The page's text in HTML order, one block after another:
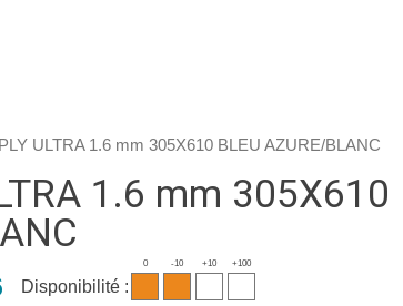
ULTRA 1.6 mm 305X610 BLEU AZURE/BLANC
1.6 mm 305X610
Disponibilité :
0 -10 +10 +100